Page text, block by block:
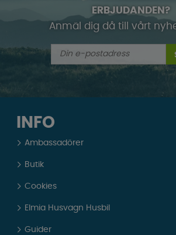
ERBJUDANDEN?
Anmäl dig då till vårt
INFO
Ambassadörer
Butik
Cookies
Elmia Husvagn Husbil
Guider